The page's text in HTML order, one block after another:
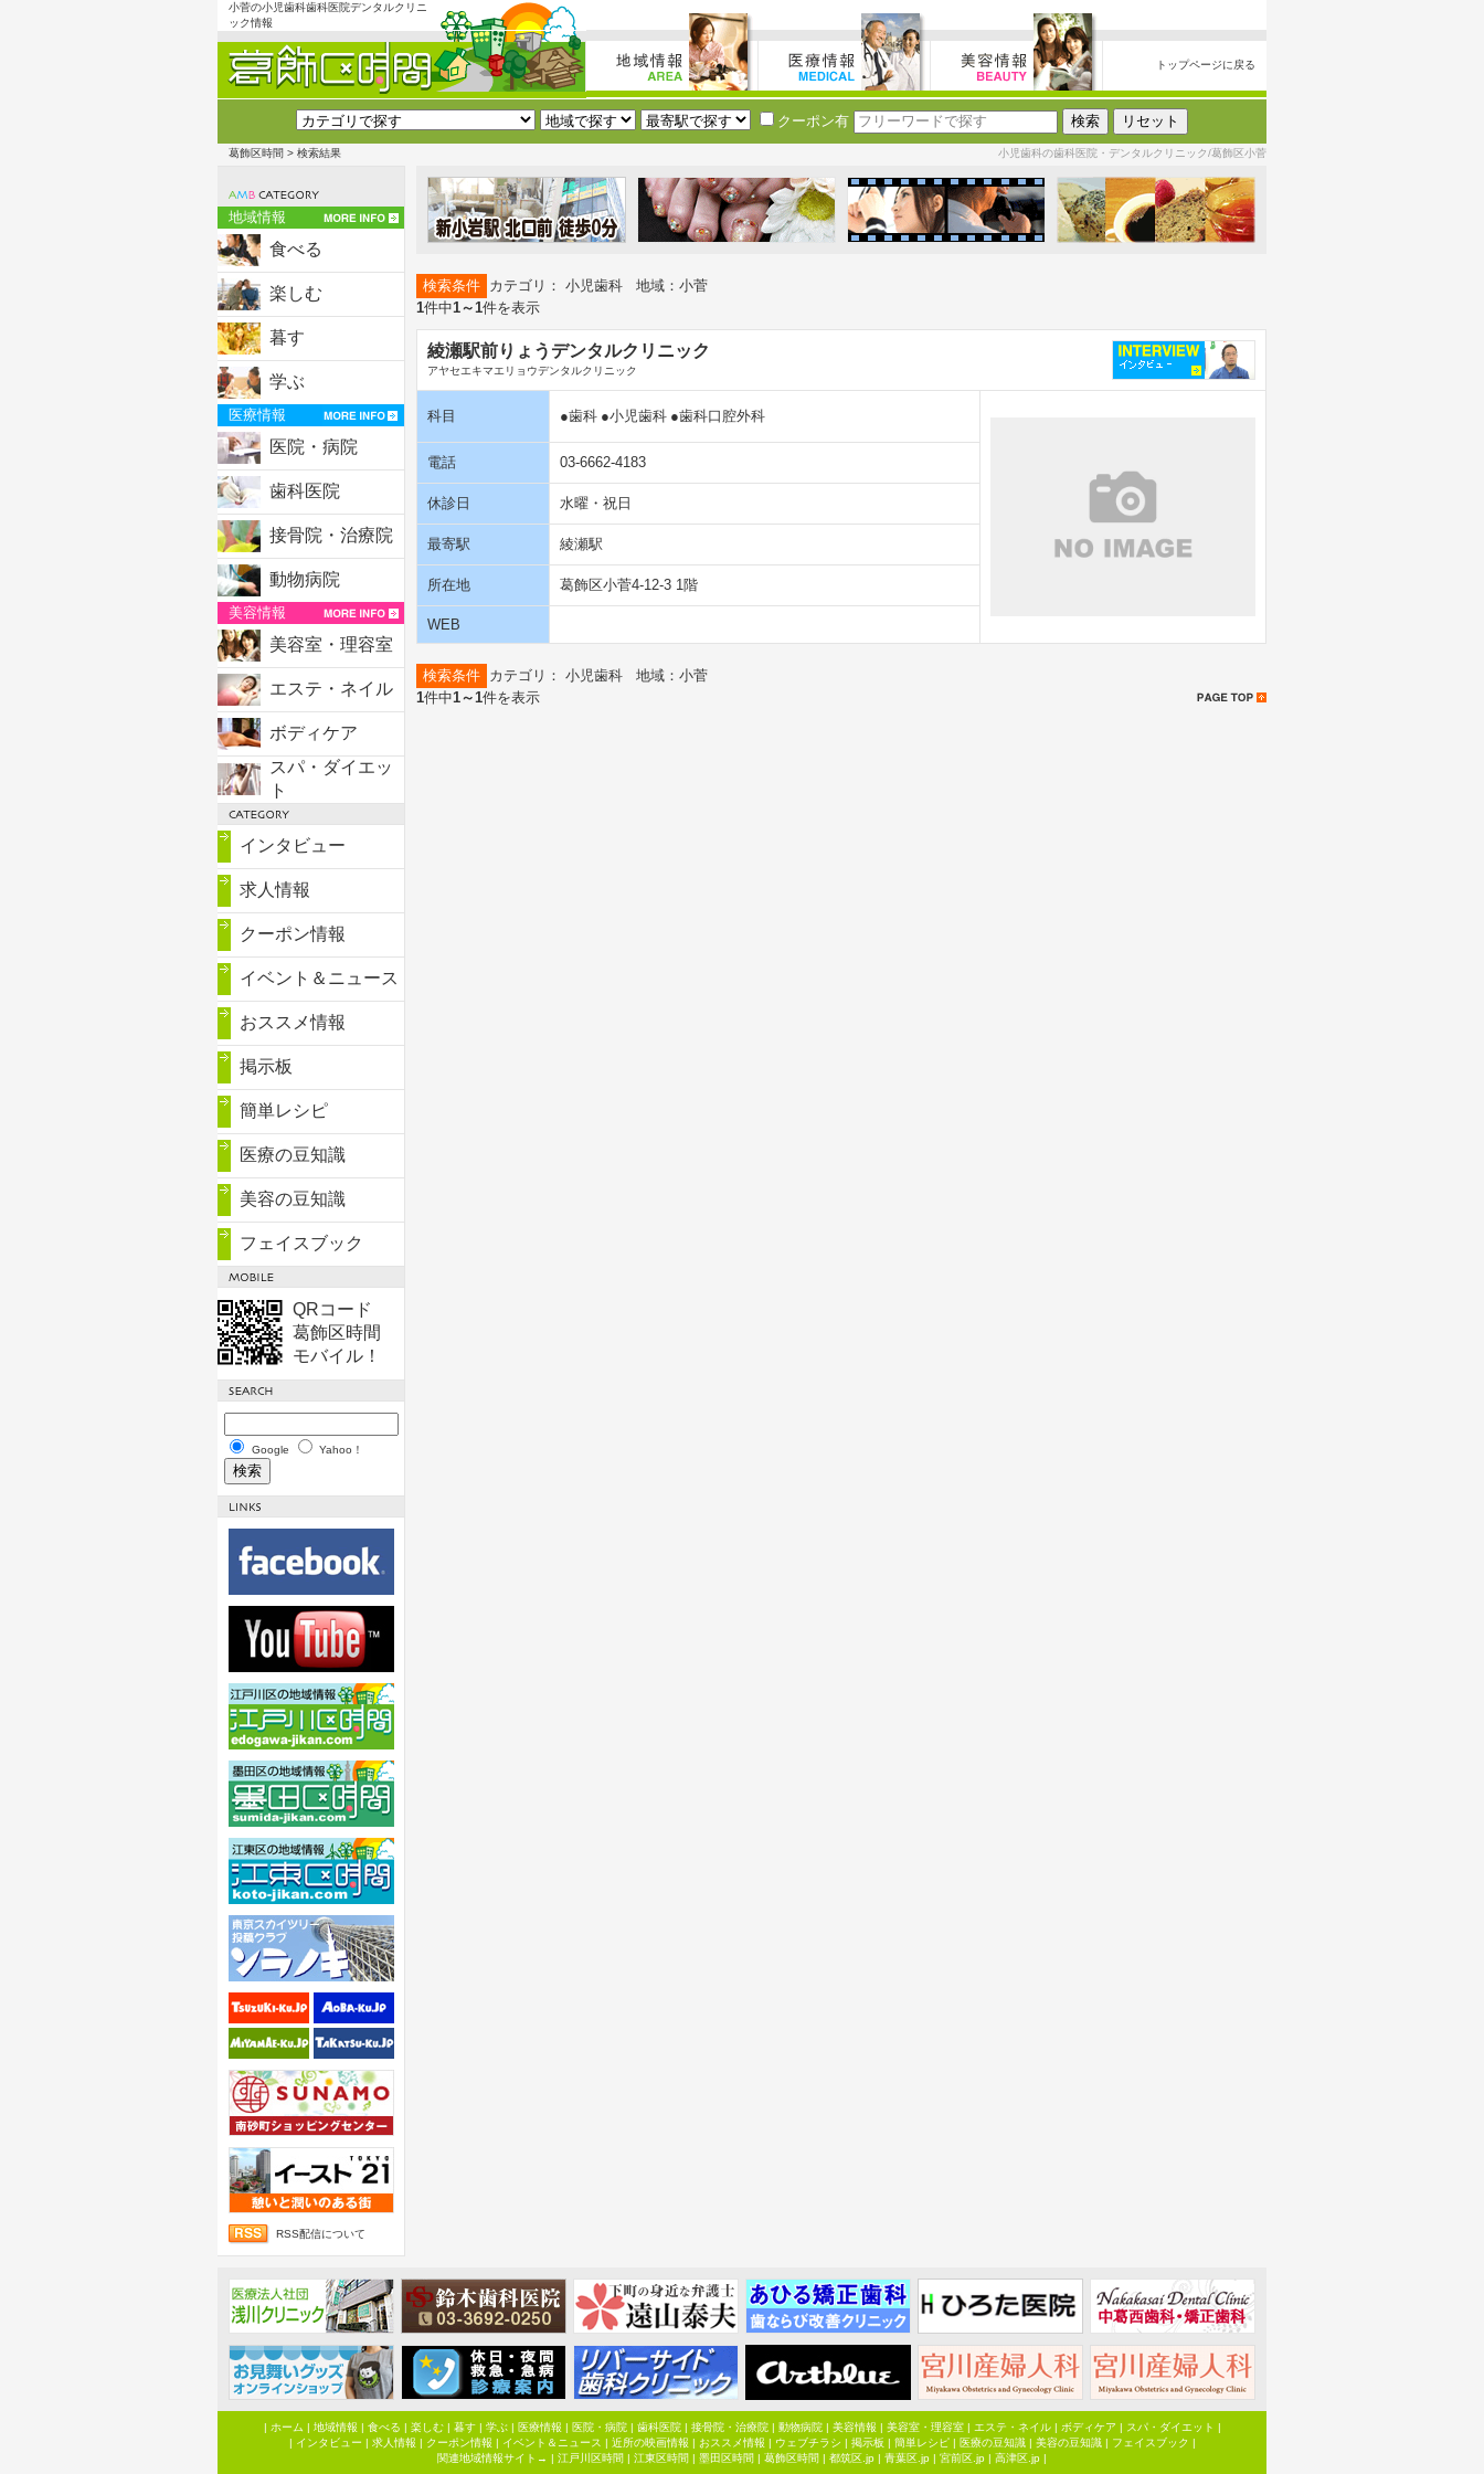
小菅の小児歯科歯科医院デンタルクリニ
ック情報
トップページに戻る
クーポン有
葛飾区時間 > 検索結果 小児歯科の歯科医院・デンタルクリニック/葛飾区小菅
地域情報
食べる
楽しむ
暮す
学ぶ
医療情報
医院・病院
歯科医院
接骨院・治療院
動物病院
美容情報
美容室・理容室
エステ・ネイル
ボディケア
スパ・ダイエッ
ト
インタビュー
求人情報
クーポン情報
イベント＆ニュース
おススメ情報
掲示板
簡単レシピ
医療の豆知識
美容の豆知識
フェイスブック
QRコード
葛飾区時間
モバイル！
Google Yahoo！
RSS配信について
検索条件 カテゴリ： 小児歯科 地域：小菅
1件中1～1件を表示
綾瀬駅前りょうデンタルクリニック
アヤセエキマエリョウデンタルクリニック
科目 ●歯科 ●小児歯科 ●歯科口腔外科
電話 03-6662-4183
休診日 水曜・祝日
最寄駅 綾瀬駅
所在地 葛飾区小菅4-12-3 1階
WEB
検索条件 カテゴリ： 小児歯科 地域：小菅
1件中1～1件を表示
| ホーム | 地域情報 | 食べる | 楽しむ| 暮す| 学ぶ| 医療情報 | 医院・病院| 歯科医院| 接骨院・治療院| 動物病院| 美容情報 | 美容室・理容室| エステ・ネイル| ボディケア | スパ・ダイエット |
| インタビュー | 求人情報 | クーポン情報 | イベント＆ニュース | 近所の映画情報 | おススメ情報 | ウェブチラシ | 掲示板 | 簡単レシピ| 医療の豆知識| 美容の豆知識| フェイスブック |
関連地域情報サイト→ | 江戸川区時間 | 江東区時間 | 墨田区時間 | 葛飾区時間 | 都筑区.jp | 青葉区.jp | 宮前区.jp | 高津区.jp |